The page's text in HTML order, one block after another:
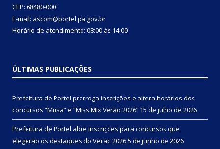
CEP: 68480-000
E-mail: ascom@portel.pa.gov.br
Horário de atendimento: 08:00 às 14:00
ÚLTIMAS PUBLICAÇÕES
Prefeitura de Portel prorroga inscrições e altera horários dos
concursos “Musa” e “Miss Mix Verão 2026” 15 de julho de 2026
Prefeitura de Portel abre inscrições para concursos que
elegerão os destaques do Verão 20265 de junho de 2026